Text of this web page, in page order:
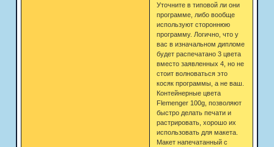
Уточните в типовой ли они
программе, либо вообще
используют стороннюю
программу. Логично, что у
вас в изначальном дипломе
будет распечатано 3 цвета
вместо заявленных 4, но не
стоит волноваться это
косяк программы, а не ваш.
Контейнерные цвета
Flemenger 100g, позволяют
быстро делать печати и
растрировать, хорошо их
использовать для макета.
Макет напечатанный с